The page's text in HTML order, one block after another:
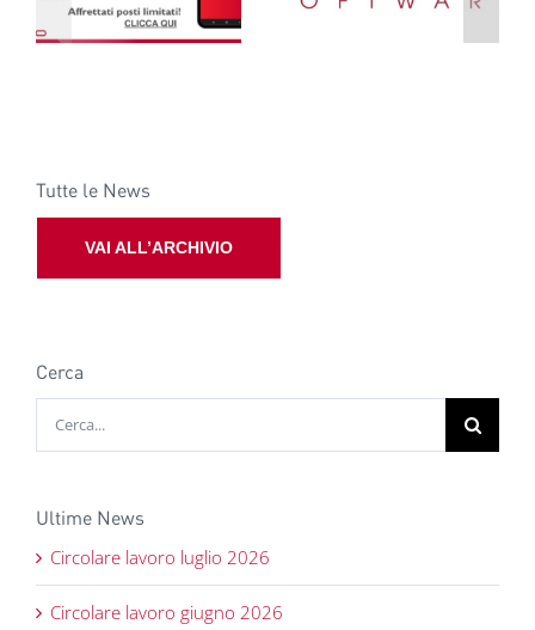
Tutte le News
VAI ALL’ARCHIVIO
Cerca
Ultime News
Circolare lavoro luglio 2026
Circolare lavoro giugno 2026